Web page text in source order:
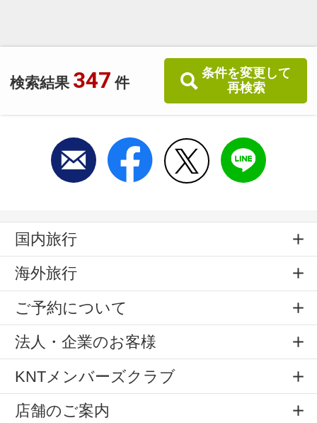
検索結果 347 件
条件を変更して
再検索
国内旅行
海外旅行
ご予約について
法人・企業のお客様
KNTメンバーズクラブ
店舗のご案内